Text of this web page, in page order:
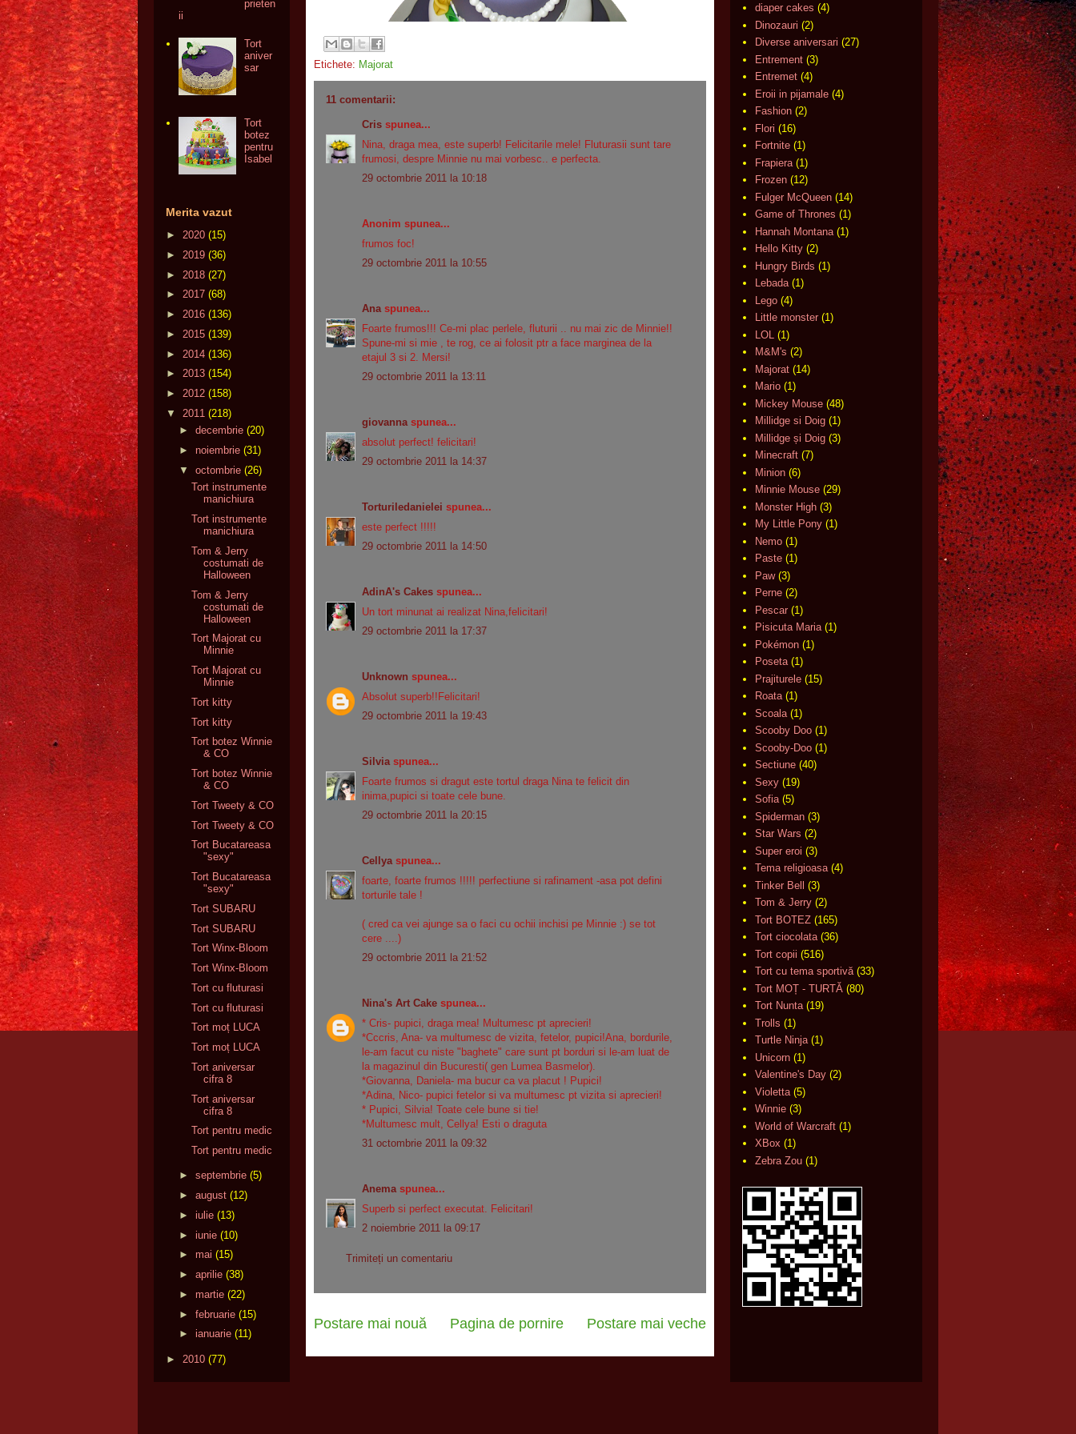
Etichete: Majorat
11 comentarii:
Cris spunea...
Nina, draga mea, este superb! Felicitarile mele! Fluturasii sunt tare
frumosi, despre Minnie nu mai vorbesc.. e perfecta.
29 octombrie 2011 la 10:18
Anonim spunea...
frumos foc!
29 octombrie 2011 la 10:55
Anaspunea...
Foarte frumos!!! Ce-mi plac perlele, fluturii .. nu mai zic de Minnie!!
Spune-mi si mie , te rog, ce ai folosit ptr a face marginea de la
etajul 3 si 2. Mersi!
29 octombrie 2011 la 13:11
giovannaspunea...
absolut perfect! felicitari!
29 octombrie 2011 la 14:37
Torturiledanielei spunea...
este perfect !!!!!
29 octombrie 2011 la 14:50
AdinA's Cakes spunea...
Un tort minunat ai realizat Nina,felicitari!
29 octombrie 2011 la 17:37
Unknown spunea...
Absolut superb!!Felicitari!
29 octombrie 2011 la 19:43
Silviaspunea...
Foarte frumos si dragut este tortul draga Nina te felicit din
inima,pupici si toate cele bune.
29 octombrie 2011 la 20:15
Cellyaspunea...
foarte, foarte frumos !!!!! perfectiune si rafinament -asa pot defini
torturile tale !
( cred ca vei ajunge sa o faci cu ochii inchisi pe Minnie :) se tot
cere ....)
29 octombrie 2011 la 21:52
Nina's Art Cake spunea...
* Cris- pupici, draga mea! Multumesc pt aprecieri!
*Cccris, Ana- va multumesc de vizita, fetelor, pupici!Ana, bordurile,
le-am facut cu niste "baghete" care sunt pt borduri si le-am luat de
la magazinul din Bucuresti( gen Lumea Basmelor).
*Giovanna, Daniela- ma bucur ca va placut ! Pupici!
*Adina, Nico- pupici fetelor si va multumesc pt vizita si aprecieri!
* Pupici, Silvia! Toate cele bune si tie!
*Multumesc mult, Cellya! Esti o draguta
31 octombrie 2011 la 09:32
Anemaspunea...
Superb si perfect executat. Felicitari!
2 noiembrie 2011 la 09:17
Trimiteți un comentariu
Postare mai nouă Postare mai veche
Pagina de pornire
prieten
ii
Tort
aniver
sar
Tort
botez
pentru
Isabel
Merita vazut
► 2020 (15)
► 2019 (36)
► 2018 (27)
► 2017 (68)
► 2016 (136)
► 2015 (139)
► 2014 (136)
► 2013 (154)
► 2012 (158)
▼
2011 (218)
► decembrie (20)
► noiembrie (31)
▼
octombrie (26)
Tort instrumente
manichiura
Tort instrumente
manichiura
Tom & Jerry
costumati de
Halloween
Tom & Jerry
costumati de
Halloween
Tort Majorat cu
Minnie
Tort Majorat cu
Minnie
Tort kitty
Tort kitty
Tort botez Winnie
& CO
Tort botez Winnie
& CO
Tort Tweety & CO
Tort Tweety & CO
Tort Bucatareasa
"sexy"
Tort Bucatareasa
"sexy"
Tort SUBARU
Tort SUBARU
Tort Winx-Bloom
Tort Winx-Bloom
Tort cu fluturasi
Tort cu fluturasi
Tort moț LUCA
Tort moț LUCA
Tort aniversar
cifra 8
Tort aniversar
cifra 8
Tort pentru medic
Tort pentru medic
► septembrie (5)
► august (12)
► iulie (13)
► iunie (10)
► mai (15)
► aprilie (38)
► martie (22)
► februarie (15)
► ianuarie (11)
► 2010 (77)
diaper cakes (4)
Dinozauri (2)
Diverse aniversari (27)
Entrement (3)
Entremet (4)
Eroii in pijamale (4)
Fashion (2)
Flori (16)
Fortnite (1)
Frapiera (1)
Frozen (12)
Fulger McQueen (14)
Game of Thrones (1)
Hannah Montana (1)
Hello Kitty (2)
Hungry Birds (1)
Lebada (1)
Lego (4)
Little monster (1)
LOL
(1)
M&M's (2)
Majorat (14)
Mario (1)
Mickey Mouse (48)
Millidge si Doig (1)
Millidge și Doig (3)
Minecraft (7)
Minion (6)
Minnie Mouse (29)
Monster High (3)
My Little Pony (1)
Nemo (1)
Paste (1)
Paw (3)
Perne (2)
Pescar (1)
Pisicuta Maria (1)
Pokémon (1)
Poseta (1)
Prajiturele (15)
Roata (1)
Scoala (1)
Scooby Doo (1)
Scooby-Doo (1)
Sectiune (40)
Sexy (19)
Sofia (5)
Spiderman (3)
Star Wars (2)
Super eroi (3)
Tema religioasa (4)
Tinker Bell
(3)
Tom & Jerry (2)
Tort BOTEZ (165)
Tort ciocolata (36)
Tort copii (516)
Tort cu tema sportivă (33)
Tort MOȚ - TURTĂ (80)
Tort Nunta (19)
Trolls (1)
Turtle Ninja (1)
Unicorn (1)
Valentine's Day (2)
Violetta (5)
Winnie (3)
World of Warcraft (1)
XBox (1)
Zebra Zou (1)